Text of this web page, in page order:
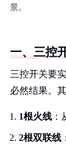
景。
一、三控
三控开关要
必然结果。其
1根火线
2根双联线